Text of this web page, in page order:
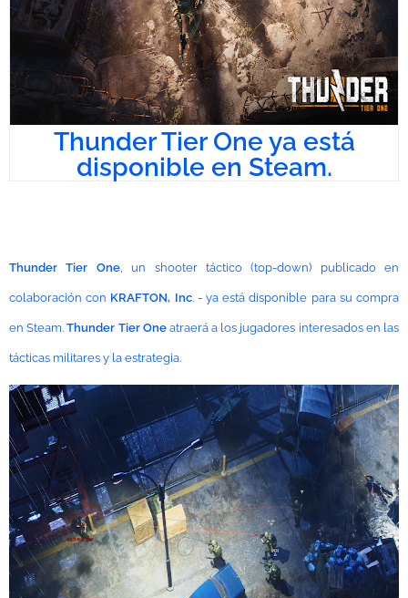
Thunder Tier One ya está
disponible en Steam.
Thunder Tier One, un shooter táctico (top-down) publicado en
colaboración con KRAFTON, Inc. - ya está disponible para su compra
en Steam.Thunder Tier Oneatraerá a los jugadores interesados en las
tácticas militares y la estrategia.